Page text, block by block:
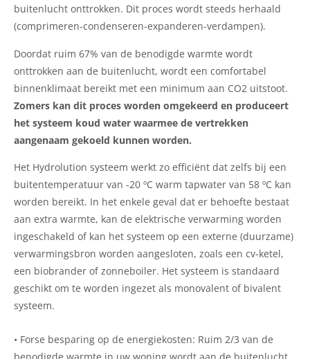
buitenlucht onttrokken. Dit proces wordt steeds herhaald
(comprimeren-condenseren-expanderen-verdampen).
Doordat ruim 67% van de benodigde warmte wordt
onttrokken aan de buitenlucht, wordt een comfortabel
binnenklimaat bereikt met een minimum aan CO2 uitstoot.
Zomers kan dit proces worden omgekeerd en produceert
het systeem koud water waarmee de vertrekken
aangenaam gekoeld kunnen worden.
Het Hydrolution systeem werkt zo efficiënt dat zelfs bij een
buitentemperatuur van -20 ºC warm tapwater van 58 ºC kan
worden bereikt. In het enkele geval dat er behoefte bestaat
aan extra warmte, kan de elektrische verwarming worden
ingeschakeld of kan het systeem op een externe (duurzame)
verwarmingsbron worden aangesloten, zoals een cv-ketel,
een biobrander of zonneboiler. Het systeem is standaard
geschikt om te worden ingezet als monovalent of bivalent
systeem.
• Forse besparing op de energiekosten: Ruim 2/3 van de